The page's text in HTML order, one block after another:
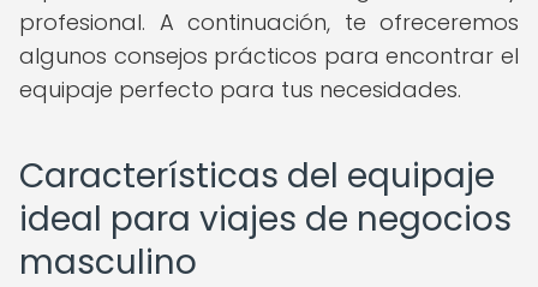
profesional. A continuación, te ofreceremos
algunos consejos prácticos para encontrar el
equipaje perfecto para tus necesidades.
Características del equipaje
ideal para viajes de negocios
masculino